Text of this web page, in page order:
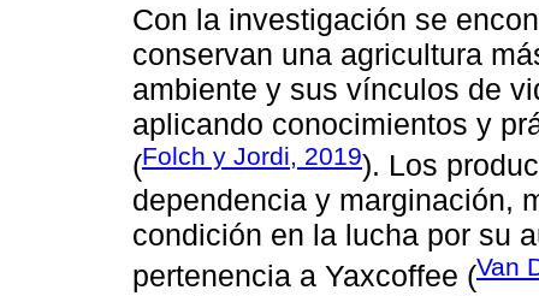
Con la investigación se
conservan una agricultura
ambiente y sus vínculos de
aplicando conocimientos y
(Folch y Jordi, 2019). Los
dependencia y marginación,
condición en la lucha por su
pertenencia a Yaxcoffee (Van